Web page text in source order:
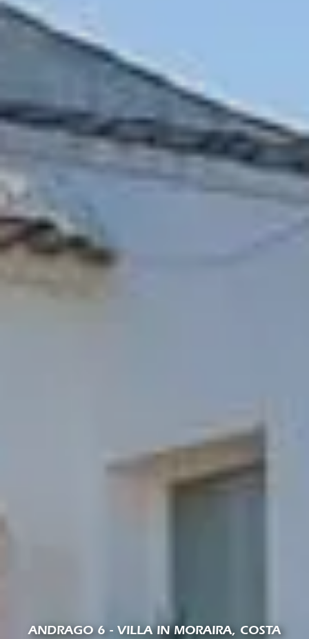
ANDRAGO 6 - VILLA IN MORAIRA, COSTA